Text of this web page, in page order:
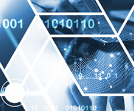
Institut
Curien – IPHC